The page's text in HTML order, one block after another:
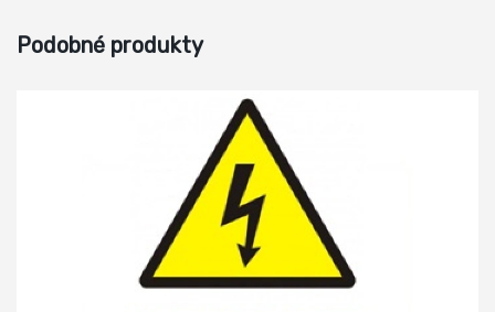
Podobné produkty